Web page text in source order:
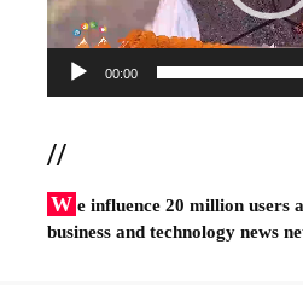
00:00
//
W e influence 20 million users
business and technology news